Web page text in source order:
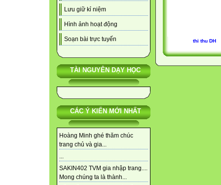
Lưu giữ kỉ niệm
Hình ảnh hoạt động
Soạn bài trực tuyến
TÀI NGUYÊN DẠY HỌC
CÁC Ý KIẾN MỚI NHẤT
Hoàng Minh ghé thăm chúc
trang chủ và gia...
...
SAKIN402 TVM gia nhập trang....
Mong chúng ta là thành...
thi thu DH